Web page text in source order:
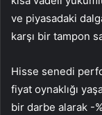
ve piyasadaki
karşı bir tampon
Hisse senedi
fiyat oynaklığı
bir darbe alarak -